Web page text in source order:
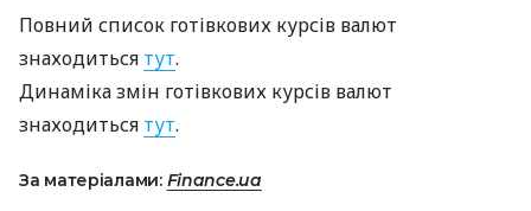
Повний список готівкових курсів валют
знаходиться тут.
Динаміка змін готівкових курсів валют
знаходиться тут.
За матеріалами: Finance.ua